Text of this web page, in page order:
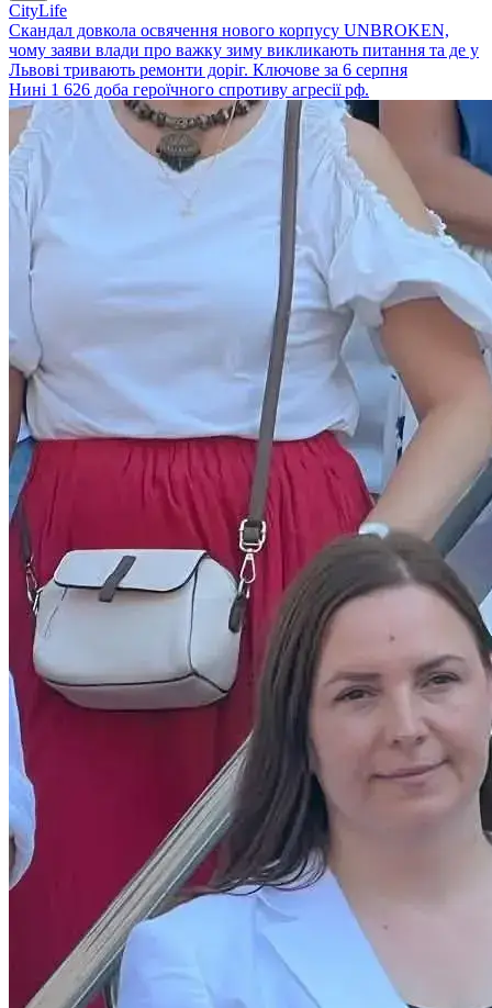
CityLife
Скандал довкола освячення нового корпусу UNBROKEN,
чому заяви влади про важку зиму викликають питання та де у
Львові тривають ремонти доріг. Ключове за 6 серпня
Нині 1 626 доба героїчного спротиву агресії рф.